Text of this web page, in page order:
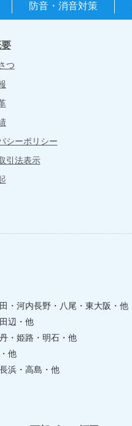
防音・消音対策
つ
シーポリシー
引法表示
・河内長野・八尾・東大阪・他
辺・他
・姫路・明石・他
他
浜・高島・他